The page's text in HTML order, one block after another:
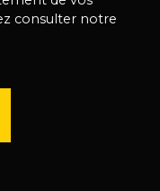
consulter notre